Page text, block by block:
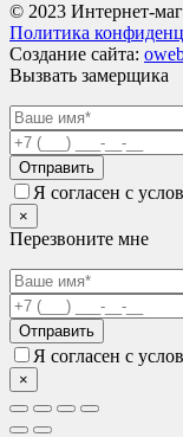
© 2023 Интернет-
Политика
Создание сайта:
Вызвать замерщика
Я согласен с
×
Перезвоните мне
Я согласен с
×